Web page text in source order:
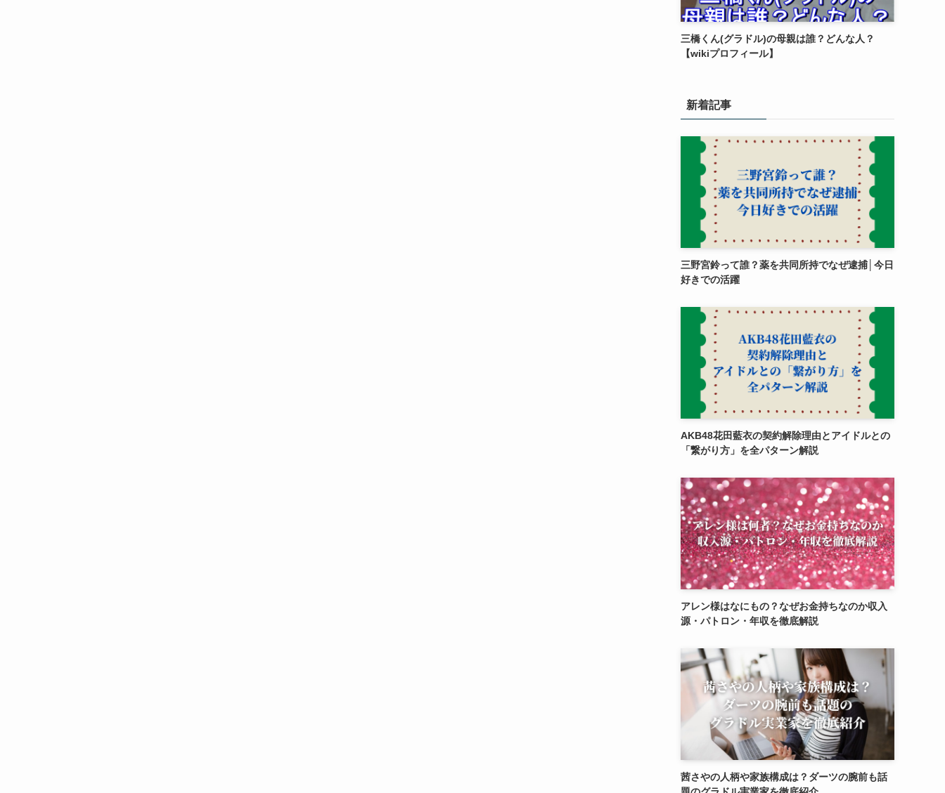
三橋くん(グラドル)の母親は誰？どんな人？
【wikiプロフィール】
新着記事
三野宮鈴って誰？薬を共同所持でなぜ逮捕│今日
好きでの活躍
AKB48花田藍衣の契約解除理由とアイドルとの
「繋がり方」を全パターン解説
アレン様はなにもの？なぜお金持ちなのか収入
源・パトロン・年収を徹底解説
茜さやの人柄や家族構成は？ダーツの腕前も話